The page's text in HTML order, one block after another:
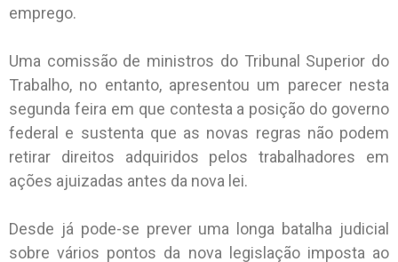
emprego.
Uma comissão de ministros do Tribunal Superior do
Trabalho, no entanto, apresentou um parecer nesta
segunda feira em que contesta a posição do governo
federal e sustenta que as novas regras não podem
retirar direitos adquiridos pelos trabalhadores em
ações ajuizadas antes da nova lei.
Desde já pode-se prever uma longa batalha judicial
sobre vários pontos da nova legislação imposta ao